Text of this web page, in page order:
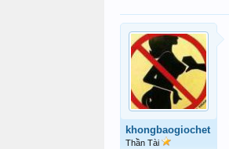
khongbaogiochet
Thần Tài